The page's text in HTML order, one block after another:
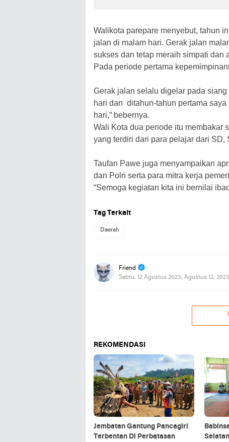
Walikota parepare menyebut, tahun
jalan di malam hari. Gerak jalan
sukses dan tetap meraih simpati dan
Pada periode pertama
Gerak jalan selalu digelar pada
hari dan ditahun-tahun pertama
hari,” bebernya.
Wali Kota dua periode itu membakar
yang terdiri dari para pelajar dari SD,
Taufan Pawe juga menyampaikan
dan Polri serta para mitra kerja
“Semoga kegiatan kita ini bernilai
Tag Terkait
Daerah
Friend
Sabtu, 12 Agustus 2023, Agustus 12,
REKOMENDASI
Jembatan Gantung Pancagiri
Terbentan Di Perbatasan